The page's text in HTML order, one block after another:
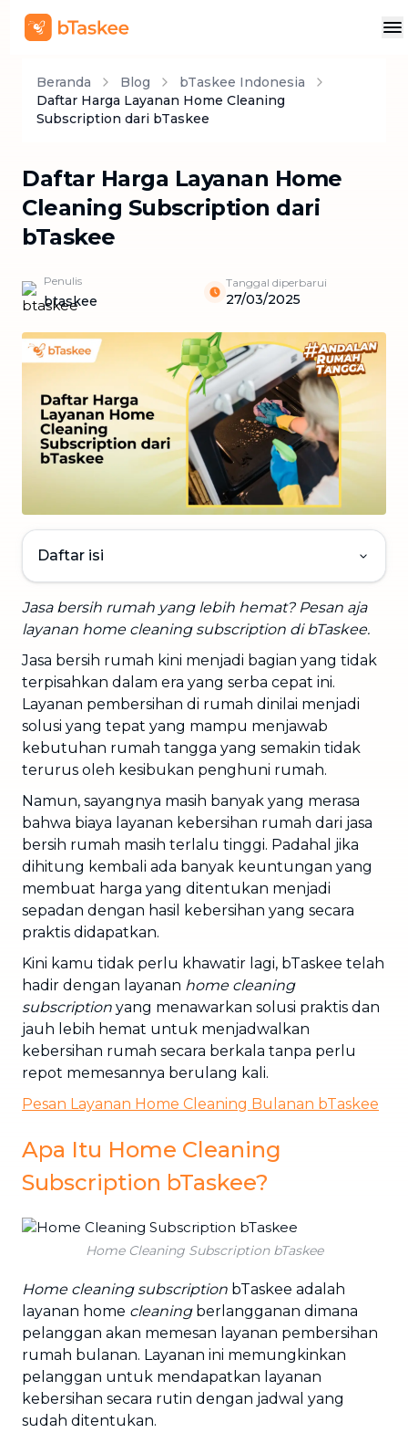
Beranda Blog
bTaskee Indonesia
Daftar Harga Layanan Home Cleaning
Subscription dari bTaskee
Daftar Harga Layanan Home
Cleaning Subscription dari
bTaskee
Penulis
btaskee
Tanggal diperbarui
27/03/2025
Daftar isi
Jasa bersih rumah yang lebih hemat? Pesan aja
layanan home cleaning subscription di bTaskee.
Jasa bersih rumah kini menjadi bagian yang tidak
terpisahkan dalam era yang serba cepat ini.
Layanan pembersihan di rumah dinilai menjadi
solusi yang tepat yang mampu menjawab
kebutuhan rumah tangga yang semakin tidak
terurus oleh kesibukan penghuni rumah.
Namun, sayangnya masih banyak yang merasa
bahwa biaya layanan kebersihan rumah dari jasa
bersih rumah masih terlalu tinggi. Padahal jika
dihitung kembali ada banyak keuntungan yang
membuat harga yang ditentukan menjadi
sepadan dengan hasil kebersihan yang secara
praktis didapatkan.
Kini kamu tidak perlu khawatir lagi, bTaskee telah
hadir dengan layanan home cleaning
subscription yang menawarkan solusi praktis dan
jauh lebih hemat untuk menjadwalkan
kebersihan rumah secara berkala tanpa perlu
repot memesannya berulang kali.
Pesan Layanan Home Cleaning Bulanan bTaskee
Apa Itu Home Cleaning
Subscription bTaskee?
Home Cleaning Subscription bTaskee
Home cleaning subscription bTaskee adalah
layanan home cleaningberlangganan dimana
pelanggan akan memesan layanan pembersihan
rumah bulanan. Layanan ini memungkinkan
pelanggan untuk mendapatkan layanan
kebersihan secara rutin dengan jadwal yang
sudah ditentukan.